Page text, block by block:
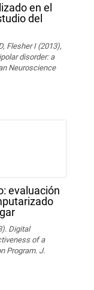
en el
del
Flesher I (2013),
disorder: a
Neuroscience
evaluación
Digital
of a
Program. J.